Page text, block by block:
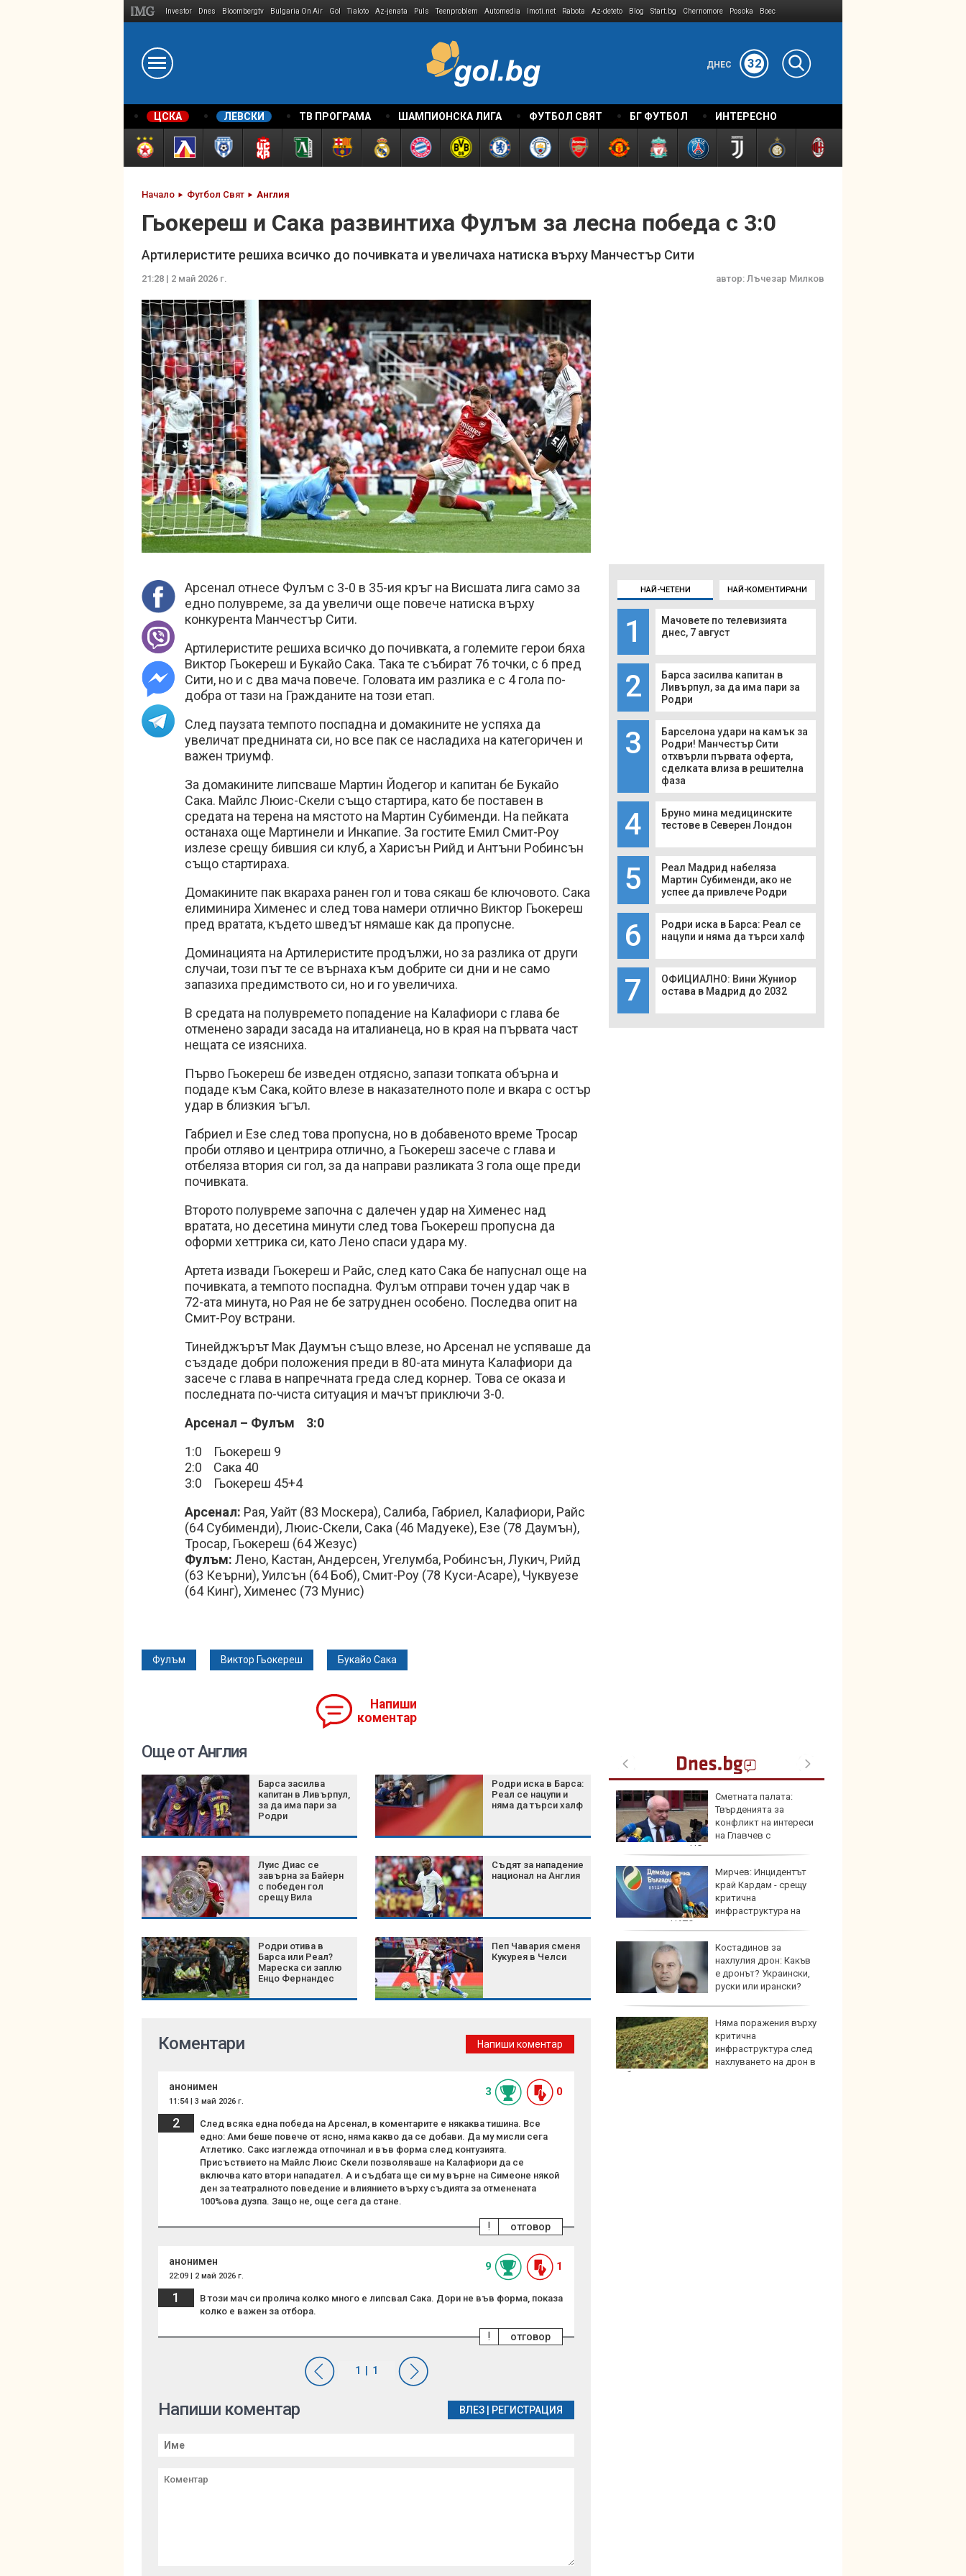
Investor Dnes Bloombergtv Bulgaria On Air Gol Tialoto Az-jenata Puls Teenproblem Automedia Imoti.net Rabota Az-deteto Blog Start.bg Chernomore Posoka Boec
ДНЕС 32
ЦСКА ЛЕВСКИ ТВ ПРОГРАМА ШАМПИОНСКА ЛИГА ФУТБОЛ СВЯТ БГ ФУТБОЛ ИНТЕРЕСНО
Начало Футбол Свят Англия
Гьокереш и Сака развинтиха Фулъм за лесна победа с 3:0
Артилеристите решиха всичко до почивката и увеличаха натиска върху Манчестър Сити
21:28 | 2 май 2026 г. автор: Лъчезар Милков
Арсенал отнесе Фулъм с 3-0 в 35-ия кръг на Висшата лига само за
едно полувреме, за да увеличи още повече натиска върху
конкурента Манчестър Сити.
Артилеристите решиха всичко до почивката, а големите герои бяха
Виктор Гьокереш и Букайо Сака. Така те събират 76 точки, с 6 пред
Сити, но и с два мача повече. Головата им разлика е с 4 гола по-
добра от тази на Гражданите на този етап.
След паузата темпото поспадна и домакините не успяха да
увеличат преднината си, но все пак се насладиха на категоричен и
важен триумф.
За домакините липсваше Мартин Йодегор и капитан бе Букайо
Сака. Майлс Люис-Скели също стартира, като бе поставен в
средата на терена на мястото на Мартин Субименди. На пейката
останаха още Мартинели и Инкапие. За гостите Емил Смит-Роу
излезе срещу бившия си клуб, а Харисън Рийд и Антъни Робинсън
също стартираха.
Домакините пак вкараха ранен гол и това сякаш бе ключовото. Сака
елиминира Хименес и след това намери отлично Виктор Гьокереш
пред вратата, където шведът нямаше как да пропусне.
Доминацията на Артилеристите продължи, но за разлика от други
случаи, този път те се върнаха към добрите си дни и не само
запазиха предимството си, но и го увеличиха.
В средата на полувремето попадение на Калафиори с глава бе
отменено заради засада на италианеца, но в края на първата част
нещата се изясниха.
Първо Гьокереш бе изведен отдясно, запази топката обърна и
подаде към Сака, който влезе в наказателното поле и вкара с остър
удар в близкия ъгъл.
Габриел и Езе след това пропусна, но в добавеното време Тросар
проби отляво и центрира отлично, а Гьокереш засече с глава и
отбеляза втория си гол, за да направи разликата 3 гола още преди
почивката.
Второто полувреме започна с далечен удар на Хименес над
вратата, но десетина минути след това Гьокереш пропусна да
оформи хеттрика си, като Лено спаси удара му.
Артета извади Гьокереш и Райс, след като Сака бе напуснал още на
почивката, а темпото поспадна. Фулъм отправи точен удар чак в
72-ата минута, но Рая не бе затруднен особено. Последва опит на
Смит-Роу встрани.
Тинейджърът Мак Даумън също влезе, но Арсенал не успяваше да
създаде добри положения преди в 80-ата минута Калафиори да
засече с глава в напречната греда след корнер. Това се оказа и
последната по-чиста ситуация и мачът приключи 3-0.
Арсенал – Фулъм 3:0
1:0 Гьокереш 9
2:0 Сака 40
3:0 Гьокереш 45+4
Арсенал: Рая, Уайт (83 Москера), Салиба, Габриел, Калафиори, Райс
(64 Субименди), Люис-Скели, Сака (46 Мадуеке), Езе (78 Даумън),
Тросар, Гьокереш (64 Жезус)
Фулъм: Лено, Кастан, Андерсен, Угелумба, Робинсън, Лукич, Рийд
(63 Кеърни), Уилсън (64 Боб), Смит-Роу (78 Куси-Асаре), Чуквуезе
(64 Кинг), Хименес (73 Мунис)
Фулъм Виктор Гьокереш Букайо Сака
Напиши
коментар
НАЙ-ЧЕТЕНИ НАЙ-КОМЕНТИРАНИ
1
Мачовете по телевизията
днес, 7 август
2
Барса засилва капитан в
Ливърпул, за да има пари за
Родри
3
Барселона удари на камък за
Родри! Манчестър Сити
отхвърли първата оферта,
сделката влиза в решителна
фаза
4
Бруно мина медицинските
тестове в Северен Лондон
5
Реал Мадрид набеляза
Мартин Субименди, ако не
успее да привлече Родри
6
Родри иска в Барса: Реал се
нацупи и няма да търси халф
7
ОФИЦИАЛНО: Вини Жуниор
остава в Мадрид до 2032
Още от Англия
Барса засилва
капитан в Ливърпул,
за да има пари за
Родри
Родри иска в Барса:
Реал се нацупи и
няма да търси халф
Луис Диас се
завърна за Байерн
с победен гол
срещу Вила
Съдят за нападение
национал на Англия
Родри отива в
Барса или Реал?
Мареска си заплю
Енцо Фернандес
Пеп Чавария сменя
Кукурея в Челси
Обедна емисия
Зеленски и Вучич
От любов към
историята до
Калчев
само в евро: Ще
поскъпнат ли стоките?
Сметната палата:
Твърденията за
конфликт на интереси
на Главчев с
възложените от НС одити са спекулативни
Мирчев: Инцидентът
край Кардам - срещу
критична
инфраструктура на
държава от НАТО
Костадинов за
нахлулия дрон: Какъв
е дронът? Украински,
руски или ирански?
Няма поражения върху
критична
инфраструктура след
нахлуването на дрон в
небето ни
Коментари Напиши коментар
анонимен
11:54 | 3 май 2026 г.
3 0
2
След всяка една победа на Арсенал, в коментарите е някаква тишина. Все
едно: Ами беше повече от ясно, няма какво да се добави. Да му мисли сега
Атлетико. Сакс изглежда отпочинал и във форма след контузията.
Присъствието на Майлс Люис Скели позволяваше на Калафиори да се
включва като втори нападател. А и съдбата ще си му върне на Симеоне някой
ден за театралното поведение и влиянието върху съдията за отменената
100%ова дузпа. Защо не, още сега да стане.
отговор
!
анонимен
22:09 | 2 май 2026 г.
9 1
1
В този мач си пролича колко много е липсвал Сака. Дори не във форма, показа
колко е важен за отбора.
отговор
!
Напиши коментар ВЛЕЗ РЕГИСТРАЦИЯ